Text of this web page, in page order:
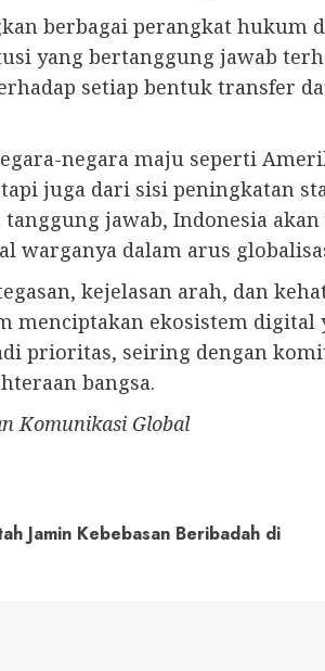
berbagai perangkat
yang bertanggung jawab
setiap bentuk transfer
negara maju seperti
juga dari sisi peningkatan
jawab, Indonesia
warganya dalam arus
kejelasan arah, dan
menciptakan ekosistem
prioritas, seiring dengan
bangsa.
Komunikasi Global
Jamin Kebebasan Beribadah di